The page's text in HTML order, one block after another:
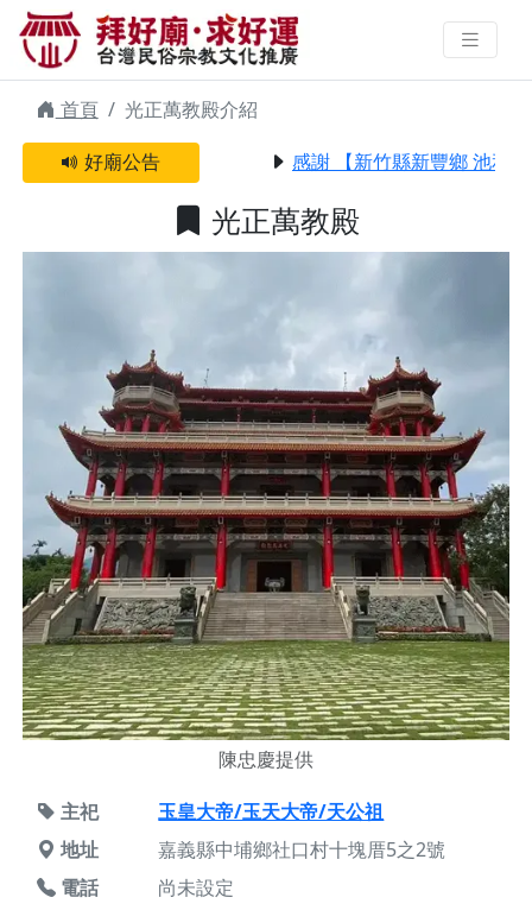
光正萬教殿 | 拜好廟求好運 找到與
您有緣的信仰
首頁
光正萬教殿介紹
好廟公告
感謝 【新竹縣新豐鄉 池和宮
光正萬教殿
陳忠慶提供
主祀
玉皇大帝/玉天大帝/天公祖
地址
嘉義縣中埔鄉社口村十塊厝5之2號
電話
尚未設定